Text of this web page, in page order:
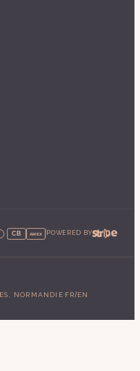
CB AMEX POWERED BY
NORMANDIE·FR/EN